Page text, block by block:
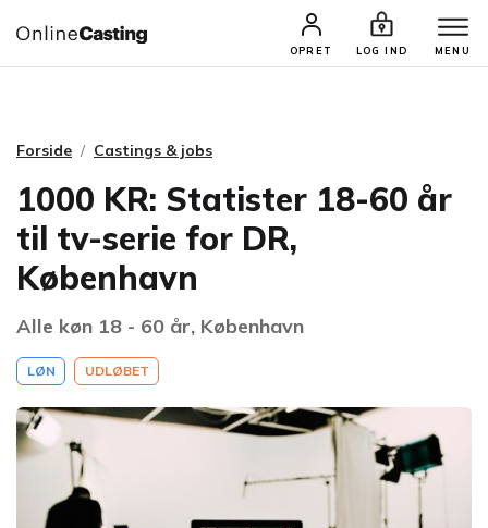
OPRET LOG IND MENU
CASTINGS & JOBS SØG PROFIL
Forside Castings & jobs
1000 KR: Statister 18-60 år
til tv-serie for DR,
København
Alle køn 18 - 60 år, København
LØN UDLØBET